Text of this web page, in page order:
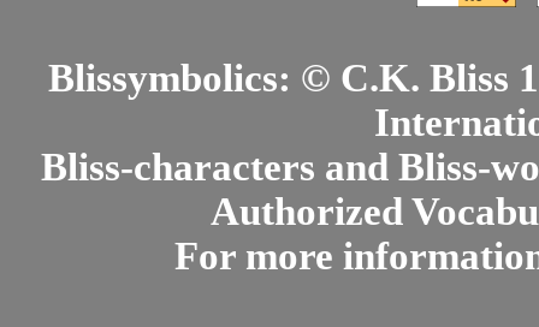
Blissymbolics: © C.K. Bliss
Bliss-characters and Bliss-
Authorized
For more